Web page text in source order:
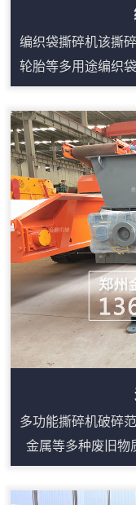
编织袋撕碎机该撕
轮胎等多用途编织
棚膜、吨袋、太空
的回收利用的破碎
供更为理想的解决
袋，用机械直接送
速机→传动主轴，
的定刀，将整捆的
多功能撕碎机破碎
金属等多种废旧物
值.近几年来，随
胎，薄膜塑塑料产